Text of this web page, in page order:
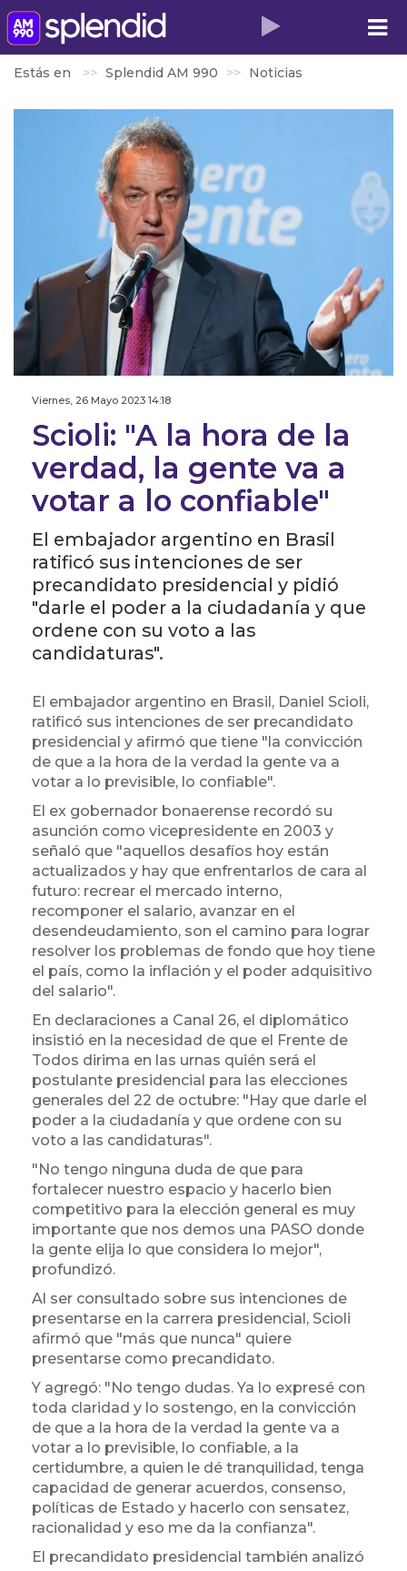
Estás en Splendid AM 990 Noticias
Viernes, 26 Mayo 2023 14:18
Scioli: "A la hora de la
verdad, la gente va a
votar a lo confiable"
El embajador argentino en Brasil
ratificó sus intenciones de ser
precandidato presidencial y pidió
"darle el poder a la ciudadanía y que
ordene con su voto a las
candidaturas".
El embajador argentino en Brasil, Daniel Scioli,
ratificó sus intenciones de ser precandidato
presidencial y afirmó que tiene "la convicción
de que a la hora de la verdad la gente va a
votar a lo previsible, lo confiable".
El ex gobernador bonaerense recordó su
asunción como vicepresidente en 2003 y
señaló que "aquellos desafíos hoy están
actualizados y hay que enfrentarlos de cara al
futuro: recrear el mercado interno,
recomponer el salario, avanzar en el
desendeudamiento, son el camino para lograr
resolver los problemas de fondo que hoy tiene
el país, como la inflación y el poder adquisitivo
del salario".
En declaraciones a Canal 26, el diplomático
insistió en la necesidad de que el Frente de
Todos dirima en las urnas quién será el
postulante presidencial para las elecciones
generales del 22 de octubre: "Hay que darle el
poder a la ciudadanía y que ordene con su
voto a las candidaturas".
"No tengo ninguna duda de que para
fortalecer nuestro espacio y hacerlo bien
competitivo para la elección general es muy
importante que nos demos una PASO donde
la gente elija lo que considera lo mejor",
profundizó.
Al ser consultado sobre sus intenciones de
presentarse en la carrera presidencial, Scioli
afirmó que "más que nunca" quiere
presentarse como precandidato.
Y agregó: "No tengo dudas. Ya lo expresé con
toda claridad y lo sostengo, en la convicción
de que a la hora de la verdad la gente va a
votar a lo previsible, lo confiable, a la
certidumbre, a quien le dé tranquilidad, tenga
capacidad de generar acuerdos, consenso,
políticas de Estado y hacerlo con sensatez,
racionalidad y eso me da la confianza".
El precandidato presidencial también analizó